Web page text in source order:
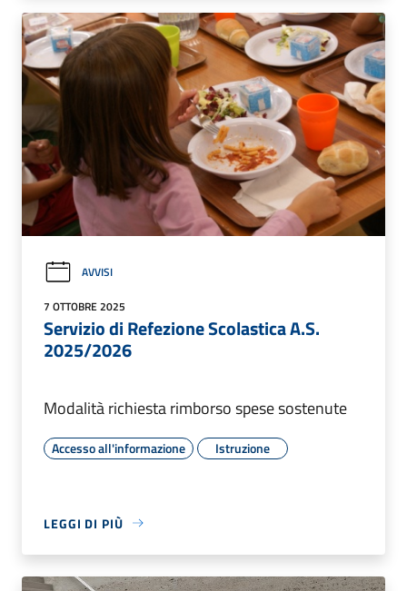
AVVISI
7 OTTOBRE 2025
Servizio di Refezione Scolastica A.S.
2025/2026
Modalità richiesta rimborso spese sostenute
Accesso all'informazione Istruzione
LEGGI DI PIÙ